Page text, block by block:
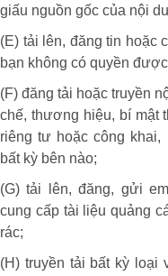
giấu nguồn gốc của nội
(E) tải lên, đăng tin hoặc
bạn không có quyền
(F) đăng tải hoặc truyền
chế, thương hiệu, bí mật
riêng tư hoặc công
bất kỳ bên nào;
(G) tải lên, đăng, gửi
cung cấp tài liệu quảng
rác;
(H) truyền tải bất kỳ loại